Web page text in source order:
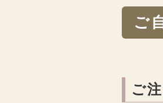
ご
ご